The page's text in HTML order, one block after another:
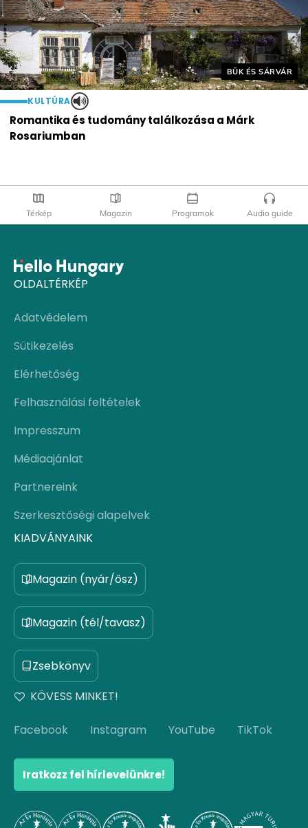
Helyszín címkék:
BÜK ÉS SÁRVÁR
KULTÚRA
Romantika és tudomány találkozása a Márk
Rosariumban
Térkép Magazin Programok Audio guide
OLDALTÉRKÉP
Adatvédelem
Sütikezelés
Elérhetőség
Felhasználási feltételek
Impresszum
Médiaajánlat
Partnereink
Szerkesztőségi alapelvek
KIADVÁNYAINK
Magazin (nyár/ősz)
Magazin (tél/tavasz)
Zsebkönyv
KÖVESS MINKET!
Facebook Instagram YouTube TikTok
Iratkozz fel hírlevelünkre!